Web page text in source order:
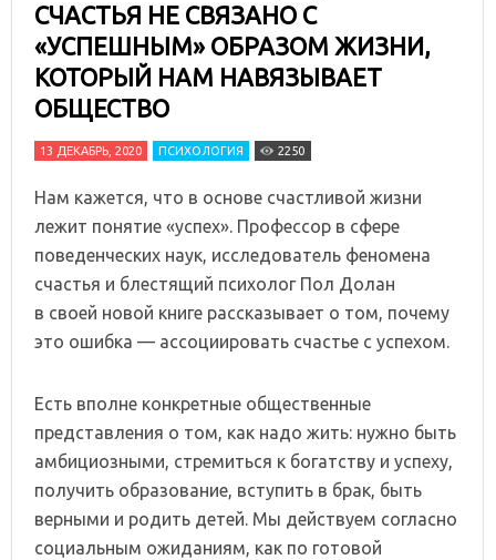
СЧАСТЬЯ НЕ СВЯЗАНО С
«УСПЕШНЫМ» ОБРАЗОМ ЖИЗНИ,
КОТОРЫЙ НАМ НАВЯЗЫВАЕТ
ОБЩЕСТВО
13 ДЕКАБРЬ, 2020 ПСИХОЛОГИЯ 2250
Нам кажется, что в основе счастливой жизни
лежит понятие «успех». Профессор в сфере
поведенческих наук, исследователь феномена
счастья и блестящий психолог Пол Долан
в своей новой книге рассказывает о том, почему
это ошибка — ассоциировать счастье с успехом.
Есть вполне конкретные общественные
представления о том, как надо жить: нужно быть
амбициозными, стремиться к богатству и успеху,
получить образование, вступить в брак, быть
верными и родить детей. Мы действуем согласно
социальным ожиданиям, как по готовой